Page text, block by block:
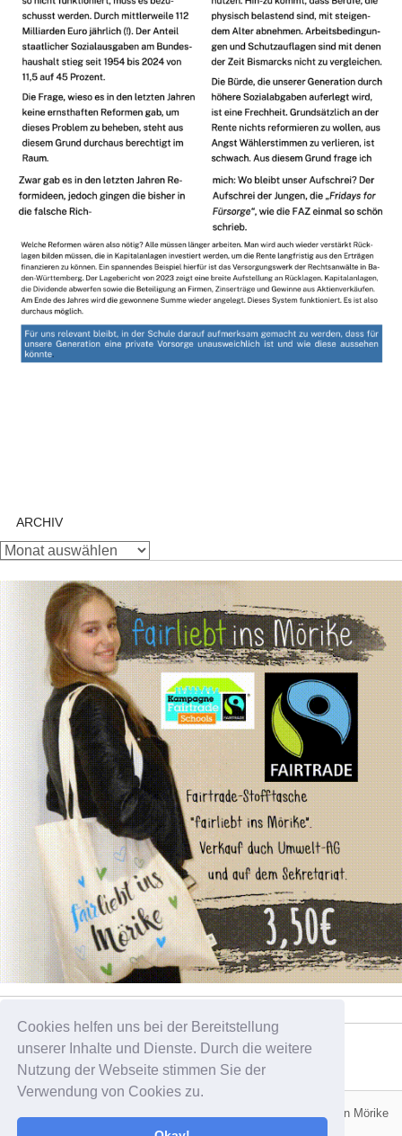
Cookies helfen uns bei der Bereitstellung
unserer Inhalte und Dienste. Durch die weitere
Nutzung der Webseite stimmen Sie der
Verwendung von Cookies zu.
ARCHIV
Archiv
Tweets by pelikan_sz
Schülerzeitung der Schülerinnen und Schüler des Evangelischen Mörike
Stuttgart